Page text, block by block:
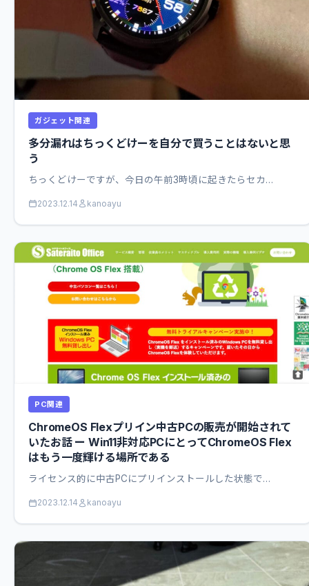
ガジェット関連
多分漏れはちっくどけーを自分で買うことはないと思
う
ちっくどけーですが、今日の午前3時頃に起きたらセカ…
2023.12.14 kanoayu
PC関連
ChromeOS Flexプリイン中古PCの販売が開始されて
いたお話 ー Win11非対応PCにとってChromeOS Flex
はもう一度輝ける場所である
ライセンス的に中古PCにプリインストールした状態で…
2023.12.14 kanoayu